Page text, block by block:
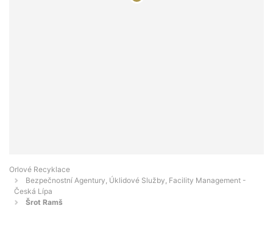
Orlové Recyklace
Bezpečnostní Agentury, Úklidové Služby, Facility Management -
Česká Lípa
Šrot Ramš